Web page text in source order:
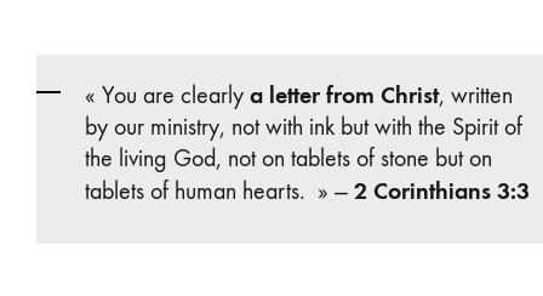
« You are clearly a letter from Christ, written
by our ministry, not with ink but with the Spirit of
the living God, not on tablets of stone but on
tablets of human hearts. » — 2 Corinthians 3:3